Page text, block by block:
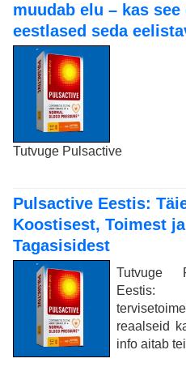
muudab elu – kas
eestlased seda
Tutvuge Pulsactive
Pulsactive Eestis:
Koostisest, Toimest
Tagasisidest
Tutvuge
Eestis:
reaalseid
info aitab